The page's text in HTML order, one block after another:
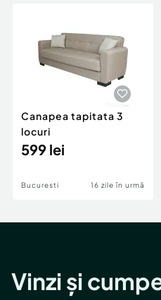
Animale de companie
Afaceri și echipamente
Inchiriere Bunuri si Vehicule
Piese auto si accesorii
Dacia Duster
Canapea tapitata 3
locuri
599 lei
Bucuresti 16 zile în urmă
Vinzi și